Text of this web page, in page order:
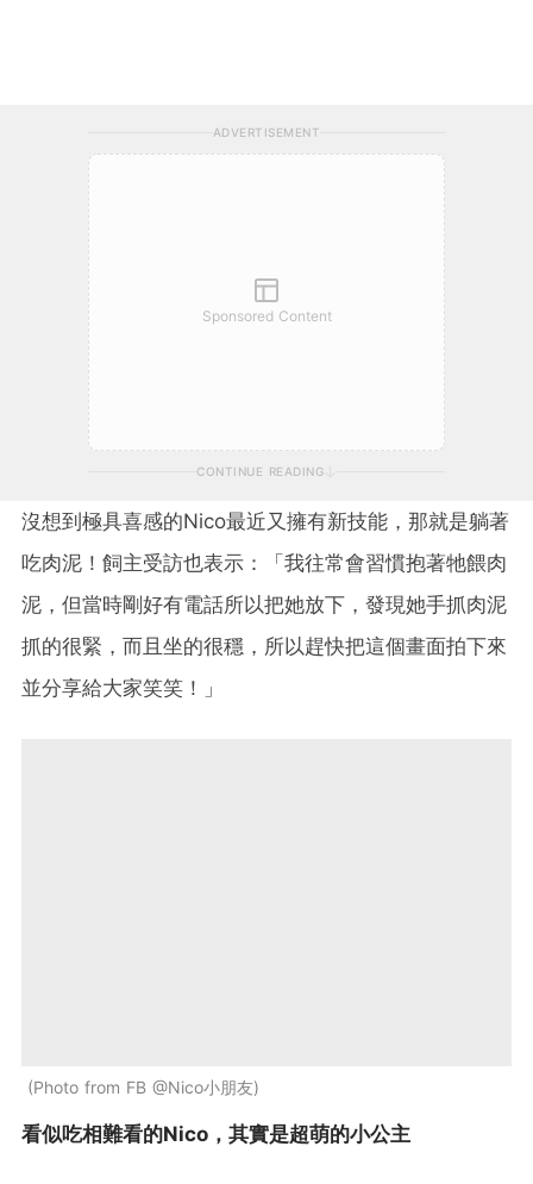
ADVERTISEMENT
Sponsored Content
CONTINUE READING
沒想到極具喜感的Nico最近又擁有新技能，那就是躺著
吃肉泥！飼主受訪也表示：「我往常會習慣抱著牠餵肉
泥，但當時剛好有電話所以把她放下，發現她手抓肉泥
抓的很緊，而且坐的很穩，所以趕快把這個畫面拍下來
並分享給大家笑笑！」
Photo from FB @Nico小朋友
看似吃相難看的Nico，其實是超萌的小公主